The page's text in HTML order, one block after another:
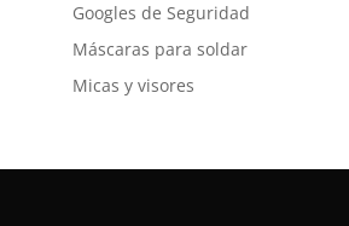
Googles de Seguridad
Máscaras para soldar
Micas y visores